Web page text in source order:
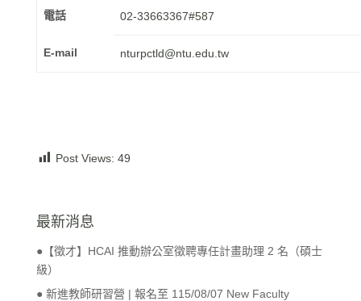
電話 02-33663367#587
E-mail nturpctld@ntu.edu.tw
Post Views: 49
最新消息
●【徵才】HCAI 推動辦公室徵聘專任計畫助理 2 名（碩士
級）
● 新進教師研習營 | 報名至 115/08/07 New Faculty